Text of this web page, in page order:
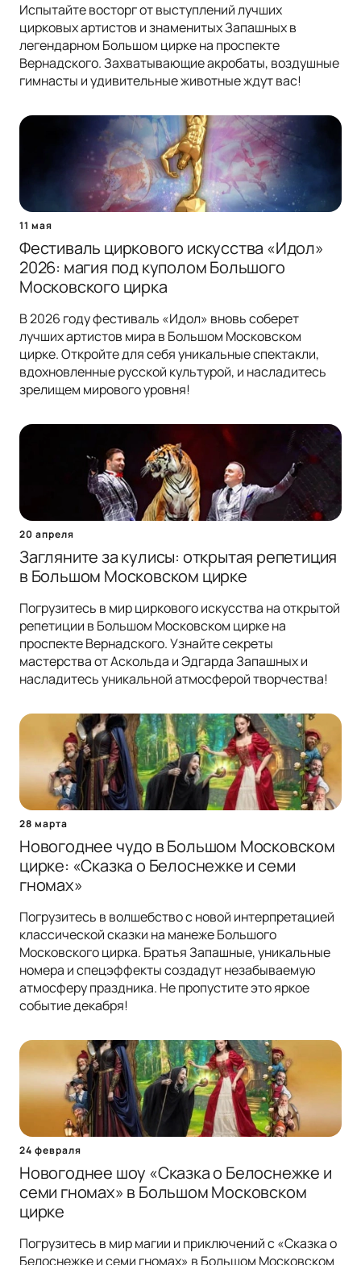
Испытайте восторг от выступлений лучших
цирковых артистов и знаменитых Запашных в
легендарном Большом цирке на проспекте
Вернадского. Захватывающие акробаты, воздушные
гимнасты и удивительные животные ждут вас!
11 мая
Фестиваль циркового искусства «Идол»
2026: магия под куполом Большого
Московского цирка
В 2026 году фестиваль «Идол» вновь соберет
лучших артистов мира в Большом Московском
цирке. Откройте для себя уникальные спектакли,
вдохновленные русской культурой, и насладитесь
зрелищем мирового уровня!
20 апреля
Загляните за кулисы: открытая репетиция
в Большом Московском цирке
Погрузитесь в мир циркового искусства на открытой
репетиции в Большом Московском цирке на
проспекте Вернадского. Узнайте секреты
мастерства от Аскольда и Эдгарда Запашных и
насладитесь уникальной атмосферой творчества!
28 марта
Новогоднее чудо в Большом Московском
цирке: «Сказка о Белоснежке и семи
гномах»
Погрузитесь в волшебство с новой интерпретацией
классической сказки на манеже Большого
Московского цирка. Братья Запашные, уникальные
номера и спецэффекты создадут незабываемую
атмосферу праздника. Не пропустите это яркое
событие декабря!
24 февраля
Новогоднее шоу «Сказка о Белоснежке и
семи гномах» в Большом Московском
цирке
Погрузитесь в мир магии и приключений с «Сказка о
Белоснежке и семи гномах» в Большом Московском